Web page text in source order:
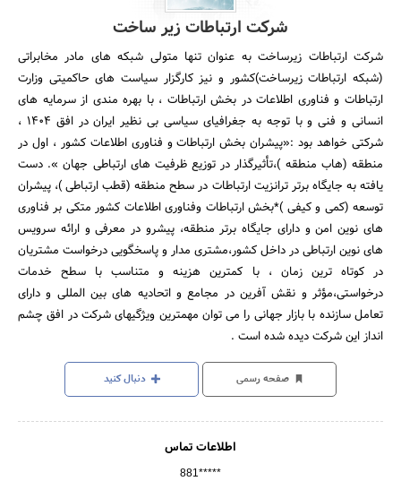
شرکت ارتباطات زیر ساخت
شرکت ارتباطات زیرساخت به عنوان تنها متولی شبکه های مادر مخابراتی
(شبکه ارتباطات زیرساخت)کشور و نیز کارگزار سیاست های حاکمیتی وزارت
ارتباطات و فناوری اطلاعات در بخش ارتباطات ، با بهره مندی از سرمایه های
انسانی و فنی و با توجه به جغرافیای سیاسی بی نظیر ایران در افق 1404 ،
شرکتی خواهد بود :«پیشران بخش ارتباطات و فناوری اطلاعات کشور ، اول در
منطقه (هاب منطقه )،تأثیرگذار در توزیع ظرفیت های ارتباطی جهان ». دست
یافته به جایگاه برتر ترانزیت ارتباطات در سطح منطقه (قطب ارتباطی )، پیشران
توسعه (کمی و کیفی )*بخش ارتباطات وفناوری اطلاعات کشور متکی بر فناوری
های نوین امن و دارای جایگاه برتر منطقه، پیشرو در معرفی و ارائه سرویس
های نوین ارتباطی در داخل کشور،مشتری مدار و پاسخگویی درخواست مشتریان
در کوتاه ترین زمان ، با کمترین هزینه و متناسب با سطح خدمات
درخواستی،مؤثر و نقش آفرین در مجامع و اتحادیه های بین المللی و دارای
تعامل سازنده با بازار جهانی را می توان مهمترین ویژگیهای شرکت در افق چشم
انداز این شرکت دیده شده است .
صفحه رسمی دنبال کنید
اطلاعات تماس
881*****